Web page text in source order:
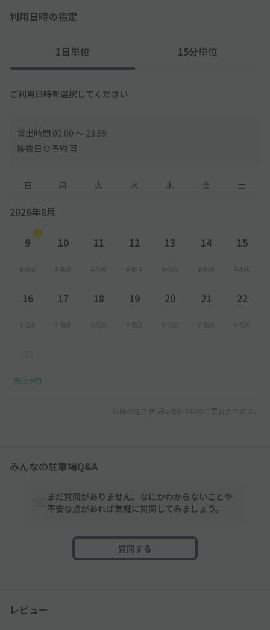
利用日時の指定
1日単位 15分単位
ご利用日時を選択してください
貸出時間 00:00 〜 23:59
複数日の予約 可
日 月 火 水 木 金 土
2026年8月
9
¥450
10
¥450
11
¥450
12
¥450
13
¥450
14
¥450
15
¥450
16
¥450
17
¥450
18
¥450
19
¥450
20
¥450
21
¥450
22
¥450
先行予約
以降の空き状況は毎日24:00に更新されます。
みんなの駐車場Q&A
まだ質問がありません。なにかわからないことや
不安な点があれば気軽に質問してみましょう。
質問する
レビュー